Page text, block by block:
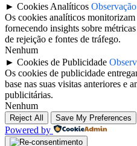
► Cookies Analíticos Observação
Os cookies analíticos monitorizam
fornecendo insights sobre
de rejeição e fontes de tráfego.
Nenhum
► Cookies de Publicidade
Os cookies de publicidade
base nas suas visitas anteriores e
publicitárias.
Nenhum
Reject All Save My Preferences
Powered by